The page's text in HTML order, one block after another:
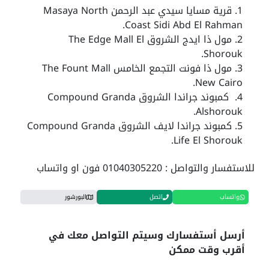
قرية مسايا سيدي عبد الرحمن Masaya North
Coast Sidi Abd El Rahman.
مول ذا ايدج الشروق The Edge Mall El
Shorouk.
مول ذا فونت التجمع الخامس The Fount Mall
New Cairo.
كمبوند جراندا الشروق Compound Granda
Alshorouk.
كمبوند جراندا لايف الشروق Compound Granda
Life El Shorouk.
للاستفسار والتواصل :
فون او واتساب
واتساب اتصل البورشور
أرسل أستفسارك وسيتم التواصل معك في
أقرب وقت ممكن